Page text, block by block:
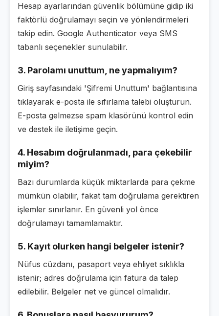
Hesap ayarlarından güvenlik bölümüne gidip iki
faktörlü doğrulamayı seçin ve yönlendirmeleri
takip edin. Google Authenticator veya SMS
tabanlı seçenekler sunulabilir.
3. Parolamı unuttum, ne yapmalıyım?
Giriş sayfasındaki 'Şifremi Unuttum' bağlantısına
tıklayarak e-posta ile sıfırlama talebi oluşturun.
E-posta gelmezse spam klasörünü kontrol edin
ve destek ile iletişime geçin.
4. Hesabım doğrulanmadı, para çekebilir
miyim?
Bazı durumlarda küçük miktarlarda para çekme
mümkün olabilir, fakat tam doğrulama gerektiren
işlemler sınırlanır. En güvenli yol önce
doğrulamayı tamamlamaktır.
5. Kayıt olurken hangi belgeler istenir?
Nüfus cüzdanı, pasaport veya ehliyet sıklıkla
istenir; adres doğrulama için fatura da talep
edilebilir. Belgeler net ve güncel olmalıdır.